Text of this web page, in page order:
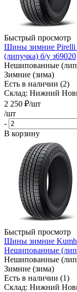
Быстрый просмотр
Шины зимние Pirelli
(липучка) б/у з69020
Нешипованные
Зимние (зима)
Есть в наличии (2)
Склад: Нижний
2 250 ₽/шт
/шт
-
В корзину
Быстрый просмотр
Шины зимние
Нешипованные
Нешипованные
Зимние (зима)
Есть в наличии (1)
Склад: Нижний